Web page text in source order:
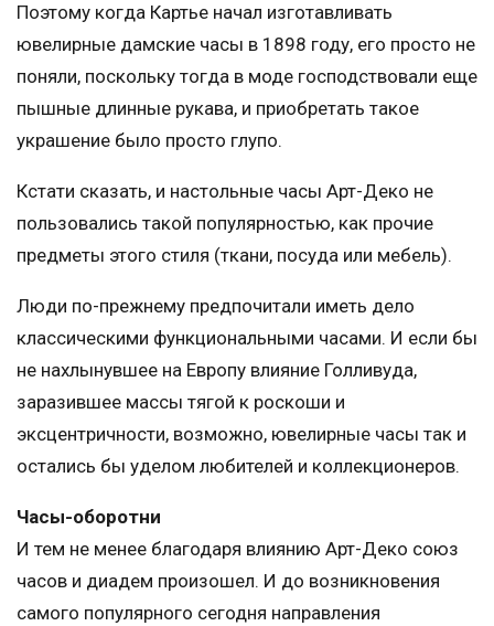
Поэтому когда Картье начал изготавливать
ювелирные дамские часы в 1898 году, его просто не
поняли, поскольку тогда в моде господствовали еще
пышные длинные рукава, и приобретать такое
украшение было просто глупо.
Кстати сказать, и настольные часы Арт-Деко не
пользовались такой популярностью, как прочие
предметы этого стиля (ткани, посуда или мебель).
Люди по-прежнему предпочитали иметь дело
классическими функциональными часами. И если бы
не нахлынувшее на Европу влияние Голливуда,
заразившее массы тягой к роскоши и
эксцентричности, возможно, ювелирные часы так и
остались бы уделом любителей и коллекционеров.
Часы-оборотни
И тем не менее благодаря влиянию Арт-Деко союз
часов и диадем произошел. И до возникновения
самого популярного сегодня направления